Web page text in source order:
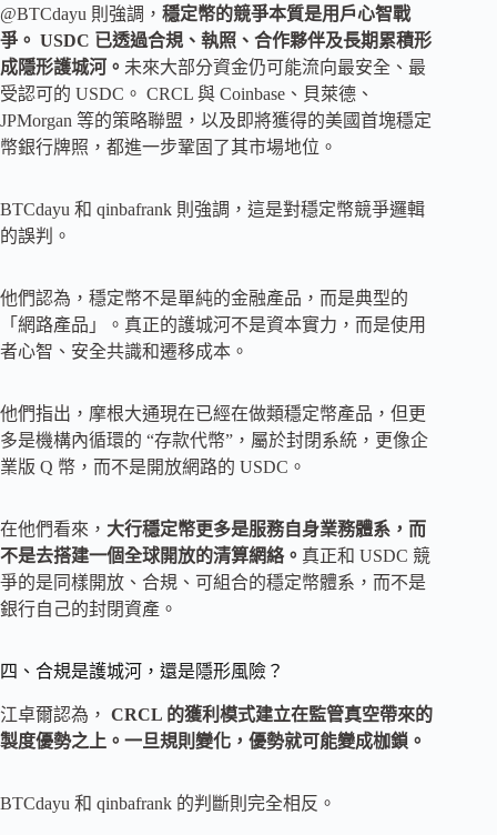
@BTCdayu 則強調， 穩定幣的競爭本質是用戶心智戰
爭。 USDC 已透過合規、執照、合作夥伴及長期累積形
成隱形護城河。 未來大部分資金仍可能流向最安全、最
受認可的 USDC。 CRCL 與 Coinbase、貝萊德、
JPMorgan 等的策略聯盟，以及即將獲得的美國首塊穩定
幣銀行牌照，都進一步鞏固了其市場地位。
BTCdayu 和 qinbafrank 則強調，這是對穩定幣競爭邏輯
的誤判。
他們認為，穩定幣不是單純的金融產品，而是典型的
「網路產品」。真正的護城河不是資本實力，而是使用
者心智、安全共識和遷移成本。
他們指出，摩根大通現在已經在做類穩定幣產品，但更
多是機構內循環的 “存款代幣”，屬於封閉系統，更像企
業版 Q 幣，而不是開放網路的 USDC。
在他們看來， 大行穩定幣更多是服務自身業務體系，而
不是去搭建一個全球開放的清算網絡。 真正和 USDC 競
爭的是同樣開放、合規、可組合的穩定幣體系，而不是
銀行自己的封閉資產。
四、合規是護城河，還是隱形風險？
江卓爾認為， CRCL 的獲利模式建立在監管真空帶來的
製度優勢之上。一旦規則變化，優勢就可能變成枷鎖。
BTCdayu 和 qinbafrank 的判斷則完全相反。